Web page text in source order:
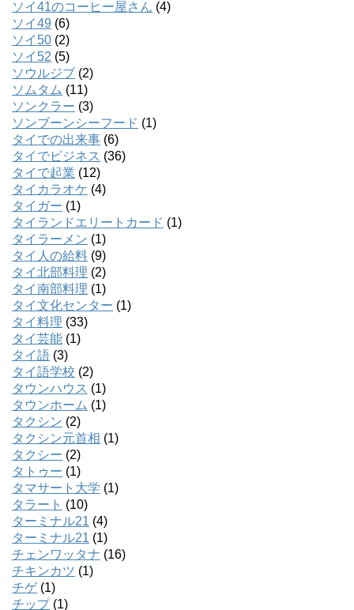
ソイ41のコーヒー屋さん (4)
ソイ49 (6)
ソイ50 (2)
ソイ52 (5)
ソウルジブ (2)
ソムタム (11)
ソンクラー (3)
ソンブーンシーフード (1)
タイでの出来事 (6)
タイでビジネス (36)
タイで起業 (12)
タイカラオケ (4)
タイガー (1)
タイランドエリートカード (1)
タイラーメン (1)
タイ人の給料 (9)
タイ北部料理 (2)
タイ南部料理 (1)
タイ文化センター (1)
タイ料理 (33)
タイ芸能 (1)
タイ語 (3)
タイ語学校 (2)
タウンハウス (1)
タウンホーム (1)
タクシン (2)
タクシン元首相 (1)
タクシー (2)
タトゥー (1)
タマサート大学 (1)
タラート (10)
ターミナル21 (4)
ターミナル21 (1)
チェンワッタナ (16)
チキンカツ (1)
チゲ(1)
チップ(1)